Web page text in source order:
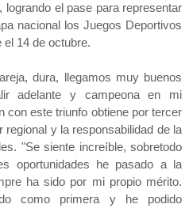
el pase para representar
nacional los Juegos Deportivos
14 de octubre.
dura, llegamos muy buenos
adelante y campeona en mi
con este triunfo obtiene por tercer
y la responsabilidad de la
"Se siente increíble, sobretodo
oportunidades he pasado a la
ha sido por mi propio mérito.
como primera y he podido